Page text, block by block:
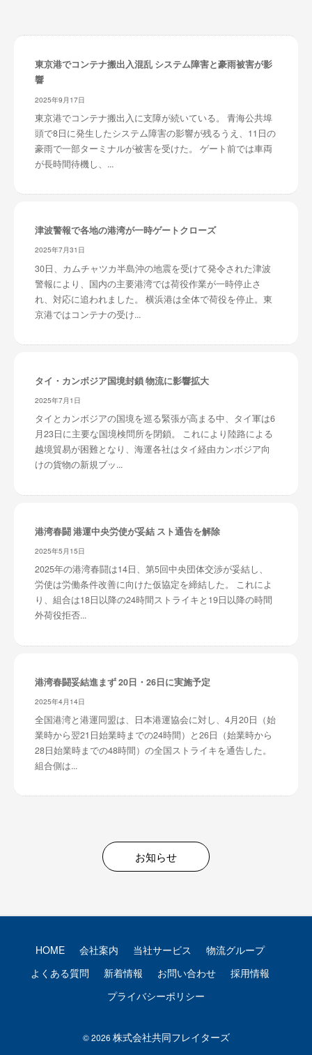
東京港でコンテナ搬出入混乱 システム障害と豪雨被害が影
響
2025年9月17日
東京港でコンテナ搬出入に支障が続いている。 青海公共埠
頭で8日に発生したシステム障害の影響が残るうえ、11日の
豪雨で一部ターミナルが被害を受けた。 ゲート前では車両
が長時間待機し、...
津波警報で各地の港湾が一時ゲートクローズ
2025年7月31日
30日、カムチャツカ半島沖の地震を受けて発令された津波
警報により、国内の主要港湾では荷役作業が一時停止さ
れ、対応に追われました。 横浜港は全体で荷役を停止。東
京港ではコンテナの受け...
タイ・カンボジア国境封鎖 物流に影響拡大
2025年7月1日
タイとカンボジアの国境を巡る緊張が高まる中、タイ軍は6
月23日に主要な国境検問所を閉鎖。 これにより陸路による
越境貿易が困難となり、海運各社はタイ経由カンボジア向
けの貨物の新規ブッ...
港湾春闘 港運中央労使が妥結 スト通告を解除
2025年5月15日
2025年の港湾春闘は14日、第5回中央団体交渉が妥結し、
労使は労働条件改善に向けた仮協定を締結した。 これによ
り、組合は18日以降の24時間ストライキと19日以降の時間
外荷役拒否...
港湾春闘妥結進まず 20日・26日に実施予定
2025年4月14日
全国港湾と港運同盟は、日本港運協会に対し、4月20日（始
業時から翌21日始業時までの24時間）と26日（始業時から
28日始業時までの48時間）の全国ストライキを通告した。
組合側は...
お知らせ
HOME 会社案内 当社サービス
物流グループ
よくある質問
新着情報 お問い合わせ
採用情報
プライバシーポリシー
© 2026 株式会社共同フレイターズ